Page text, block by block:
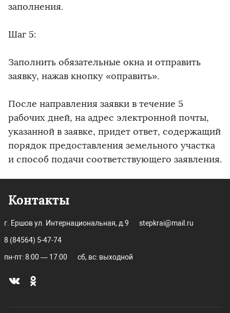
заполнения.
Шаг 5:
Заполнить обязательные окна и отправить
заявку, нажав кнопку «оправить».
После направления заявки в течение 5
рабочих дней, на адрес электронной почты,
указанной в заявке, придет ответ, содержащий
порядок предоставления земельного участка
и способ подачи соответствующего заявления.
Контакты
г. Ершов ул. Интернациональная, д.9 stepkrai@mail.ru
8 (84564) 5-47-74
пн-пт: 8:00 — 17:00 сб, вс: выходной